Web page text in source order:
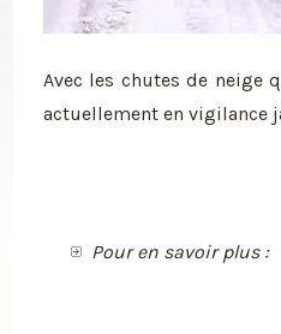
Avec les chutes de neige
actuellement en vigilance
Pour en savoir plus :